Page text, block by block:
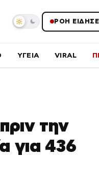
ΡΟΗ
ΥΓΕΙΑ VIRAL
την
για 436